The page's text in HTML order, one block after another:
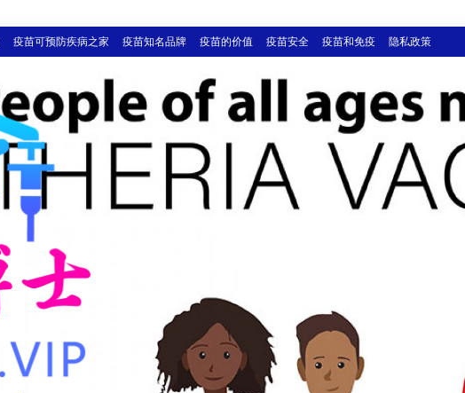
疫苗可预防疾病之家 疫苗知名品牌 疫苗的价值 疫苗安全 疫苗和免疫 隐私政策